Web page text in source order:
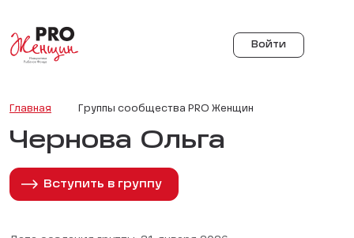
Войти
Главная Группы сообщества PRO Женщин
Чернова Ольга
Вступить в группу